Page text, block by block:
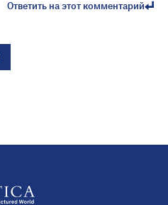
Ответить на этот комментарий